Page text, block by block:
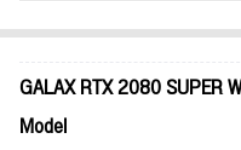
GALAX RTX 2080 SUPER
Model